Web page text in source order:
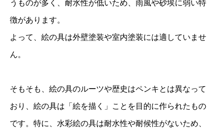
うものが多く、耐水性が低いため、雨風や砂埃に弱い特
徴があります。
よって、絵の具は外壁塗装や室内塗装には適していませ
ん。
そもそも、絵の具のルーツや歴史はペンキとは異なって
おり、絵の具は「絵を描く」ことを目的に作られたもの
です。特に、水彩絵の具は耐水性や耐候性がないため、